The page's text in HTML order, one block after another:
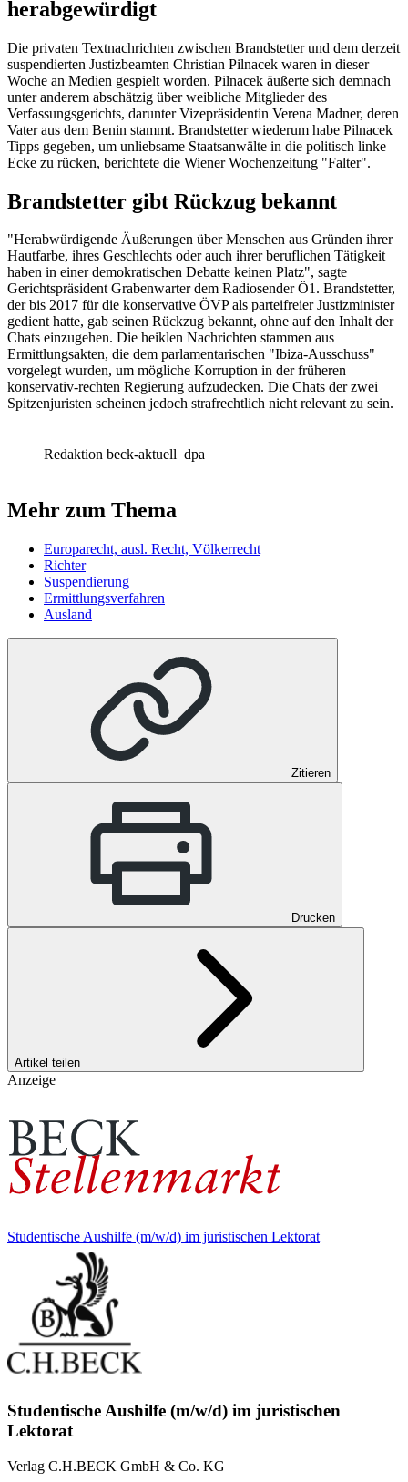
herabgewürdigt
Die privaten Textnachrichten zwischen Brandstetter und dem derzeit
suspendierten Justizbeamten Christian Pilnacek waren in dieser
Woche an Medien gespielt worden. Pilnacek äußerte sich demnach
unter anderem abschätzig über weibliche Mitglieder des
Verfassungsgerichts, darunter Vizepräsidentin Verena Madner, deren
Vater aus dem Benin stammt. Brandstetter wiederum habe Pilnacek
Tipps gegeben, um unliebsame Staatsanwälte in die politisch linke
Ecke zu rücken, berichtete die Wiener Wochenzeitung "Falter".
Brandstetter gibt Rückzug bekannt
"Herabwürdigende Äußerungen über Menschen aus Gründen ihrer
Hautfarbe, ihres Geschlechts oder auch ihrer beruflichen Tätigkeit
haben in einer demokratischen Debatte keinen Platz", sagte
Gerichtspräsident Grabenwarter dem Radiosender Ö1. Brandstetter,
der bis 2017 für die konservative ÖVP als parteifreier Justizminister
gedient hatte, gab seinen Rückzug bekannt, ohne auf den Inhalt der
Chats einzugehen. Die heiklen Nachrichten stammen aus
Ermittlungsakten, die dem parlamentarischen "Ibiza-Ausschuss"
vorgelegt wurden, um mögliche Korruption in der früheren
konservativ-rechten Regierung aufzudecken. Die Chats der zwei
Spitzenjuristen scheinen jedoch strafrechtlich nicht relevant zu sein.
Redaktion beck-aktuell dpa
Mehr zum Thema
Europarecht, ausl. Recht, Völkerrecht
Richter
Suspendierung
Ermittlungsverfahren
Ausland
Zitieren
Drucken
Artikel teilen
Anzeige
Studentische Aushilfe (m/w/d) im juristischen Lektorat
Studentische Aushilfe (m/w/d) im juristischen
Lektorat
Verlag C.H.BECK GmbH & Co. KG